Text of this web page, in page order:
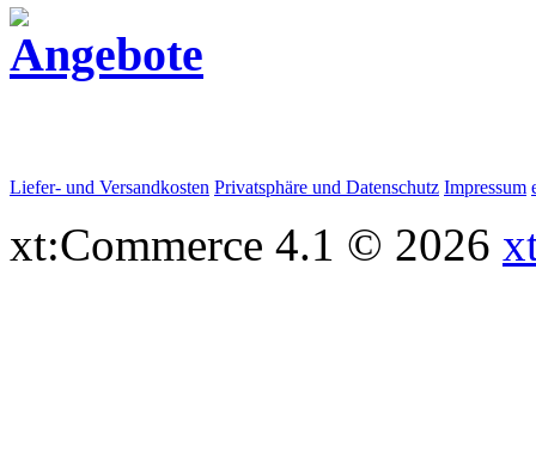
Liefer- und Versandkosten Privatsphäre und Datenschutz Impressum
xt:Commerce 4.1 © 2026